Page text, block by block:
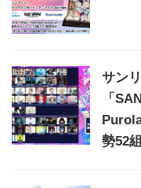
サン
「
勢52